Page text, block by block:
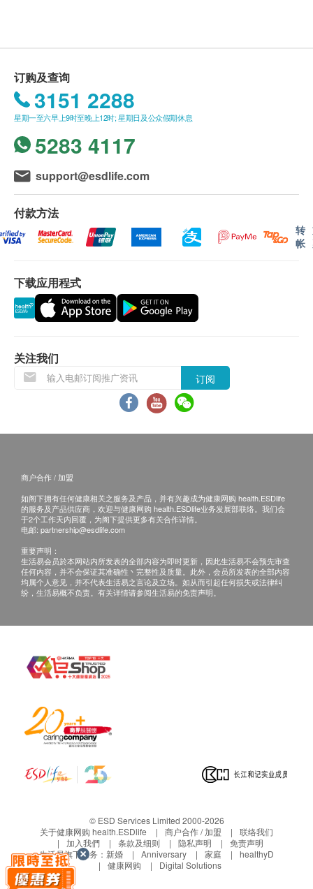
$400 丰泽电子礼券
神经系统及皮肤
血压
肝功能
白蛋白球蛋白比例
白蛋白
谷草转氨酶
总蛋白质
总胆红素
碱性磷酸酶
肾功能
氯化物
肌酸酐
钾
游离甲状腺素
促甲状腺激素
血液检查
红血球平均血红素浓度
红血球计数
红血球分布寛度
红血球压积率
血小板
平均红血球体积
泌尿情况
小便细菌
小便血
小便颜色
小便蛋白质
小便红细胞
小便比重
小便尿糖
透过超声波检查肝、胆、胆管、胰、脾及肾脏有否异常
20% off
HK$1,900.0 HK$2,380
前列腺超声波 (经腹部)
32% off
HK$1,250.0 HK$1,845
认身份。
疫苗注射服务计划有效期为6个月，客户必须于6个
月内(由确认付款日期起计) 接受有关服务，客户需
提前1个月预约相关服务，逾期作废。 (请注意：加
卫苗9合1 子宫颈癌HPV疫苗及流感疫苗2021/22之
日期起计）接种第一针，逾期作废。）
疫苗注射服务必须经医生评估是否适合进行疫苗注
射， 并由注册医护人员负责注射程序。如医生认
为不适合注射疫苗，将需收取医生诊症费用
权。
疫苗注射均由注册医护人员负责注射程序。
所以疫苗计划不设退款。
免责声明：
所有健康检查/服务并非作为医务诊断或治疗用
途。当阁下身体健康出现任何疾病征兆时，应立即
咨询有认可资格的医生，作出诊断及治疗。
本服务/产品由商户提供。生活易【健康网购
有关此服务/产品的错漏或延误，或因使用此服务/
网购health.ESDlife概不负责。一切有关的索偿或
查询，须向提供服务之体检中心或商户提出。
订购及查询
3151 2288
星期一至六早上9时至晚上12时; 星期日及公众假期休息
5283 4117
support@esdlife.com
付款方法
转
帐
下载应用程式
关注我们
订阅
商户合作 / 加盟
如阁下拥有任何健康相关之服务及产品，并有兴趣成为健康网购 health.ESDlife
的服务及产品供应商，欢迎与健康网购 health.ESDlife业务发展部联络。我们会
于2个工作天内回覆，为阁下提供更多有关合作详情。
电邮: partnership@esdlife.com
重要声明：
生活易会员於本网站内所发表的全部内容为即时更新，因此生活易不会预先审查
任何内容，并不会保证其准确性丶完整性及质量。此外，会员所发表的全部内容
均属个人意见，并不代表生活易之言论及立场。如从而引起任何损失或法律纠
纷，生活易概不负责。有关详情请参阅生活易的免责声明。
© ESD Services Limited 2000-2026
关于健康网购 health.ESDlife
商户合作 / 加盟
联络我们
加入我們
条款及细则 隐私声明
免责声明
生活易旗下业务： 新婚 Anniversary 家庭
healthyD
健康网购
Digital Solutions